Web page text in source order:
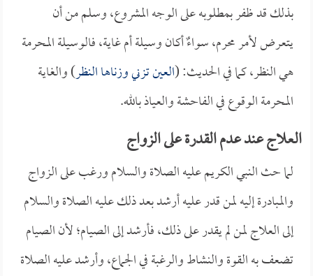
بذلك قد ظفر بمطلوبه على الوجه المشروع، وسلم من أن
يتعرض لأمر محرم، سواءٌ أكان وسيلة أم غاية، فالوسيلة المحرمة
هي النظر، كما في الحديث: (العين تزني وزناها النظر) والغاية
المحرمة الوقوع في الفاحشة والعياذ بالله.
العلاج عند عدم القدرة على الزواج
لما حث النبي الكريم عليه الصلاة والسلام ورغب على الزواج
والمبادرة إليه لمن قدر عليه أرشد بعد ذلك عليه الصلاة والسلام
إلى العلاج لمن لم يقدر على ذلك، فأرشد إلى الصيام؛ لأن الصيام
تضعف به القوة والنشاط والرغبة في الجماع، وأرشد عليه الصلاة